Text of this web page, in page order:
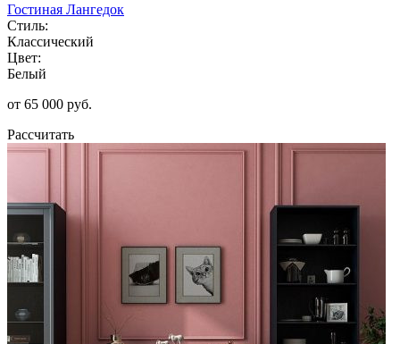
Гостиная Лангедок
Стиль:
Классический
Цвет:
Белый
от 65 000 руб.
Рассчитать